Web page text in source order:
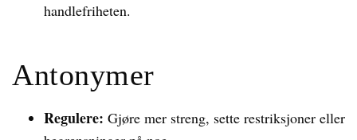
handlefriheten.
Antonymer
Regulere: Gjøre mer streng, sette restriksjoner eller